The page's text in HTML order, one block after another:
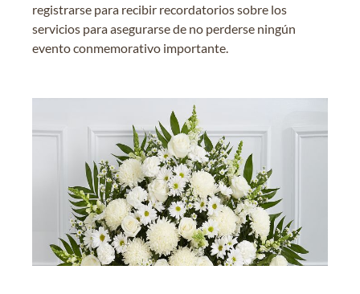
registrarse para recibir recordatorios sobre los
servicios para asegurarse de no perderse ningún
evento conmemorativo importante.